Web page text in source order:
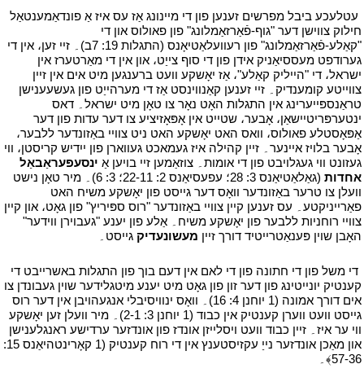
עטלעכע ביבל מפרשים זענען פון די מיינונג אַז עס איז אַ פונדאַמענטאַל
חילוק צווישן דער "גוף-פֿאַרזאַמלונג" פון פאולוס און די
"קאַלע-פֿאַרזאַמלונג" פון רעוועלאַטיאָנס (התגלות 19: 7ב)۔ זיי זען، אין די
גערודפט מעססיאַניק אידן פון די סוף צייַט، און אין די מאַרטערז אין
ישראל، די "הייליק קאַלע"، אַז יאָשקע וועט ברענגען מיט אים אין זיין
צווייטע קומענדיק۔ זיי זענען קאַנווינסט אַז די מערהייַט פון געשעענישן
טראַנספּייערינג אין התגלות האָט נאָר צו טאָן מיט ישראל۔ דאס
ינטערפּריטיישאַן، אָבער، שטייט אין אָפּאָזיציע צו דער עדות פון דער
אַפּאָסטלע פאולוס، וואס האט יאָשקע האט ניט צוויי באַזונדער ללבער،
אָבער בלויז איינער۔ זיין קהילה איז געמאכט געווארן פון ייִדיש קריסטן، ווי
געזונט ווי געגלויבט פון די אומות۔ צוזאַמען זיי בויען אַ ינסעפּעראַבאַל
אחדות
(גאַלאַטיאַנס 3: 28؛ עפעסיאַנס 2: 22-11؛ 3: 6)۔ מיר טאָן נישט
וועלן צו טרער באַזונדער וואָס דער גייסט פון יאָשקע משיח האט
פאַרייניקטע۔ עס זענען קיין צוויי באַזונדער "רוס ספּיריץ" פון גאָט، און קיין
צוויי רוחניות ללבער פון יאָשקע משיח۔ אַלע פון יענע "געבוירן ווידער"
האָבן שוין פּענאַטרייטיד דורך זיין מעשונעדיק גייסט۔
די משל פון די חתונה פון די לאם אין דעם בוך פון התגלות באשרייבט די
קענטיק יונייטינג פון דער זון פון גאָט מיט יענע מיטגלידער שוין געבונדן צו
אים דורך אמונה (1 יוחנן 4: 16)۔ וואָס ינוויסיבלי אנגעהויבן אין דער רוס
גייסט וועט ווערן קענטיק אין כבוד (1 יוחנן 3: 2-1)۔ מיר וועלן זען יאָשקע
ווי ער איז۔ זיין כבוד וועט ויסלייזן אונדז פון אונדזער ערדישע ראנגלענישן
און מאַכן אונדזער נייַ עקזיסטענץ אין די רוח קענטיק (1 קאָרינטהיאַנס 15:
57-36﴾۔